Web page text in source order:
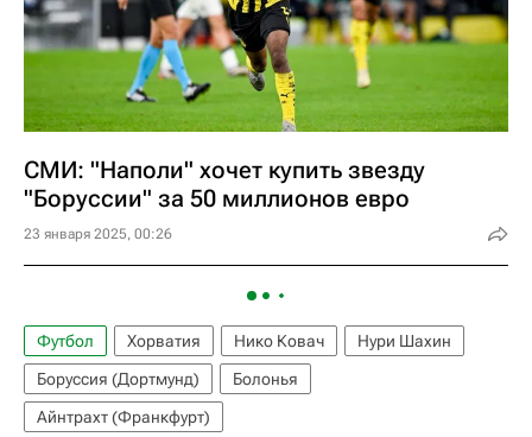
СМИ: "Наполи" хочет купить звезду
"Боруссии" за 50 миллионов евро
23 января 2025, 00:26
Футбол Хорватия Нико Ковач
Нури Шахин
Боруссия (Дортмунд)
Болонья
Айнтрахт (Франкфурт)